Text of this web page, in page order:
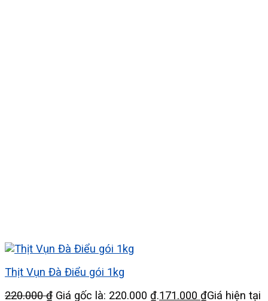
Thịt Vụn Đà Điểu gói 1kg
220.000₫ Giá gốc là: 220.000 ₫.171.000 ₫Giá hiện tại